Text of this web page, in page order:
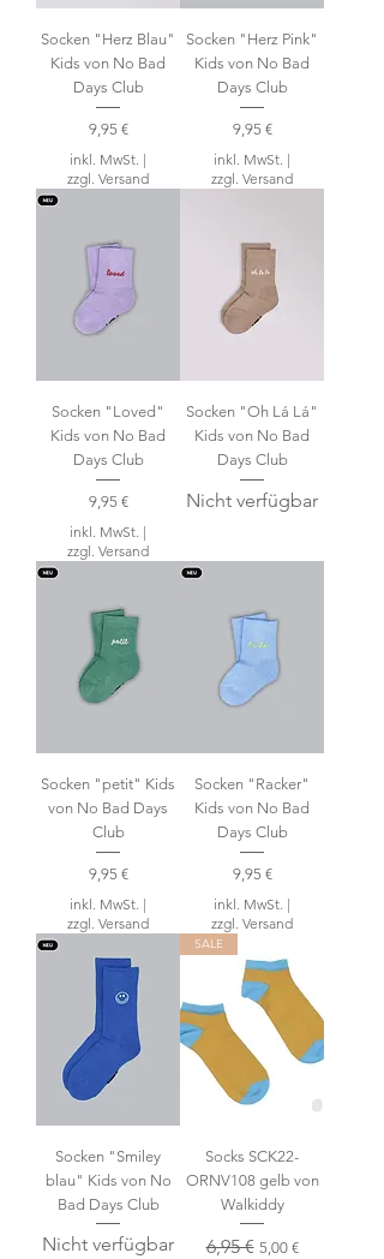
Socken "Herz Blau"
Kids von No Bad
Days Club
Preis
9,95 €
inkl. MwSt. |
zzgl. Versand
Socken "Herz Pink"
Kids von No Bad
Days Club
Preis
9,95 €
inkl. MwSt. |
zzgl. Versand
Socken "Loved"
Kids von No Bad
Days Club
Preis
9,95 €
inkl. MwSt. |
zzgl. Versand
Socken "Oh Lá Lá"
Kids von No Bad
Days Club
Nicht verfügbar
Socken "petit" Kids
von No Bad Days
Club
Preis
9,95 €
inkl. MwSt. |
zzgl. Versand
Socken "Racker"
Kids von No Bad
Days Club
Preis
9,95 €
inkl. MwSt. |
zzgl. Versand
Socken "Smiley
blau" Kids von No
Bad Days Club
Nicht verfügbar
SALE
Socks SCK22-
ORNV108 gelb von
Walkiddy
Standardpreis
6,95 € Sale-Preis
5,00 €